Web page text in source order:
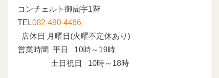
コンチェルト御薗宇1階
TEL082-490-4466
店休日 月曜日(火曜不定休あり)
営業時間 平日 10時～19時
土日祝日 10時～18時